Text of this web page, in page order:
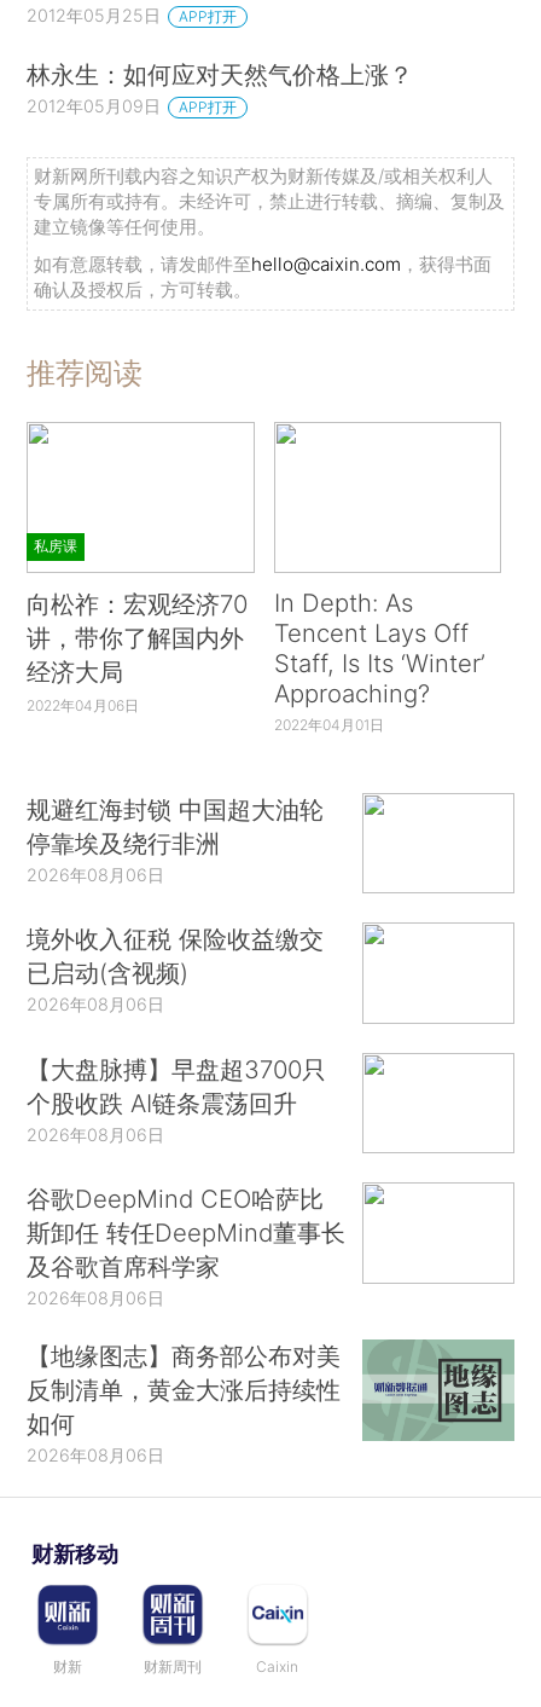
2012年05月25日 APP打开
林永生：如何应对天然气价格上涨？
2012年05月09日 APP打开
财新网所刊载内容之知识产权为财新传媒及/或相关权利人
专属所有或持有。未经许可，禁止进行转载、摘编、复制及
建立镜像等任何使用。
如有意愿转载，请发邮件至hello@caixin.com ，获得书面
确认及授权后，方可转载。
推荐阅读
私房课
向松祚：宏观经济70
讲，带你了解国内外
经济大局
2022年04月06日
In Depth: As
Tencent Lays Off
Staff, Is Its ‘Winter’
Approaching?
2022年04月01日
规避红海封锁 中国超大油轮
停靠埃及绕行非洲
2026年08月06日
境外收入征税 保险收益缴交
已启动(含视频)
2026年08月06日
【大盘脉搏】早盘超3700只
个股收跌 AI链条震荡回升
2026年08月06日
谷歌DeepMind CEO哈萨比
斯卸任 转任DeepMind董事长
及谷歌首席科学家
2026年08月06日
【地缘图志】商务部公布对美
反制清单，黄金大涨后持续性
如何
2026年08月06日
财新移动
财新 财新周刊 Caixin